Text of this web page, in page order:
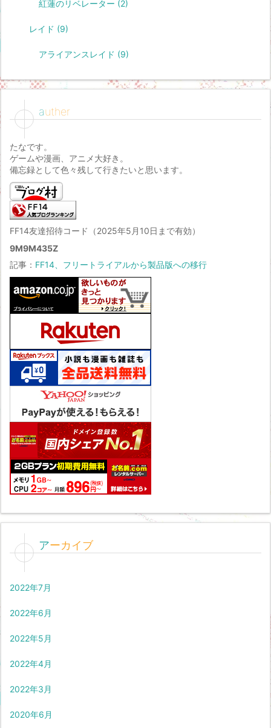
紅蓮のリベレーター (2)
レイド (9)
アライアンスレイド (9)
auther
たなです。
ゲームや漫画、アニメ大好き。
備忘録として色々残して行きたいと思います。
FF14友達招待コード（2025年5月10日まで有効）
9M9M435Z
記事： FF14、フリートライアルから製品版への移行
アーカイブ
2022年7月
2022年6月
2022年5月
2022年4月
2022年3月
2020年6月